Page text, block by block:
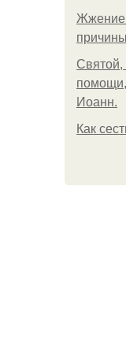
Жжение
Святой,
помощи,
Иоанн.
Как